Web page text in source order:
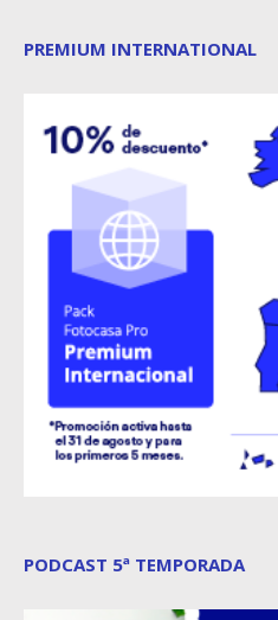
PREMIUM INTERNATIONAL
PODCAST 5ª TEMPORADA